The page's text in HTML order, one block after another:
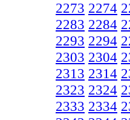
2273 2274
2283 2284
2293 2294
2303 2304
2313 2314
2323 2324
2333 2334